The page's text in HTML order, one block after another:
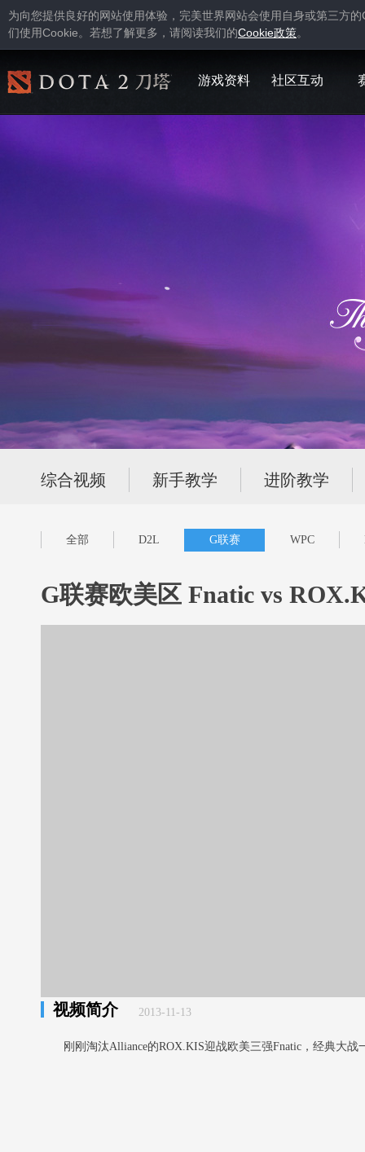
为向您提供良好的网站使用体验，完美世界网站会使用自身或第三方的
们使用Cookie。若想了解更多，请阅读我们的Cookie政策。
游戏资料 社区互动
综合视频 新手教学 进阶教学
全部 D2L G联赛 WPC
G联赛欧美区 Fnatic vs
视频简介 2013-11-13
刚刚淘汰Alliance的ROX.KIS迎战欧美三强Fnatic，经典大战